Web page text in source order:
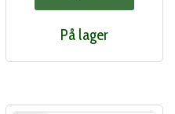
På lager